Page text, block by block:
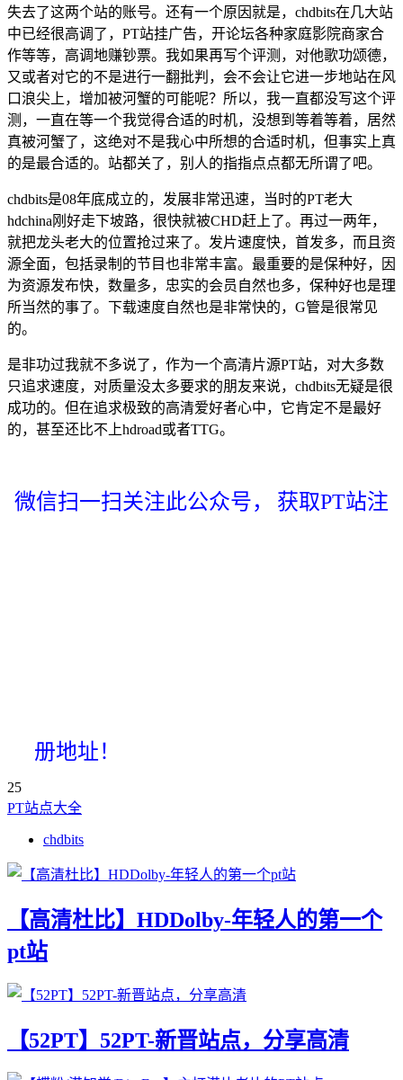
失去了这两个站的账号。还有一个原因就是，chdbits在几大站
中已经很高调了，PT站挂广告，开论坛各种家庭影院商家合
作等等，高调地赚钞票。我如果再写个评测，对他歌功颂德，
又或者对它的不是进行一翻批判，会不会让它进一步地站在风
口浪尖上，增加被河蟹的可能呢？所以，我一直都没写这个评
测，一直在等一个我觉得合适的时机，没想到等着等着，居然
真被河蟹了，这绝对不是我心中所想的合适时机，但事实上真
的是最合适的。站都关了，别人的指指点点都无所谓了吧。
chdbits是08年底成立的，发展非常迅速，当时的PT老大
hdchina刚好走下坡路，很快就被CHD赶上了。再过一两年，
就把龙头老大的位置抢过来了。发片速度快，首发多，而且资
源全面，包括录制的节目也非常丰富。最重要的是保种好，因
为资源发布快，数量多，忠实的会员自然也多，保种好也是理
所当然的事了。下载速度自然也是非常快的，G管是很常见
的。
是非功过我就不多说了，作为一个高清片源PT站，对大多数
只追求速度，对质量没太多要求的朋友来说，chdbits无疑是很
成功的。但在追求极致的高清爱好者心中，它肯定不是最好
的，甚至还比不上hdroad或者TTG。
微信扫一扫关注此公众号， 获取PT站注
册地址！
25
PT站点大全
chdbits
【高清杜比】HDDolby-年轻人的第一个
pt站
【52PT】52PT-新晋站点，分享高清